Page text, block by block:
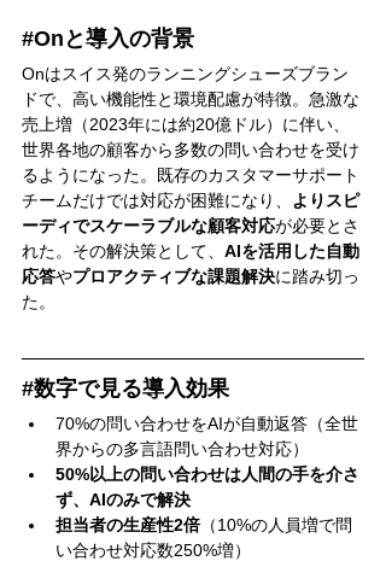
#Onと導入の背景
Onはスイス発のランニングシューズブラン
ドで、高い機能性と環境配慮が特徴。急激な
売上増（2023年には約20億ドル）に伴い、
世界各地の顧客から多数の問い合わせを受け
るようになった。既存のカスタマーサポート
チームだけでは対応が困難になり、
よりスピ
ーディでスケーラブルな顧客対応が必要とさ
れた。その解決策として、 AIを活用した自動
応答やプロアクティブな課題解決に踏み切っ
た。
#数字で見る導入効果
70%の問い合わせをAIが自動返答（全世
界からの多言語問い合わせ対応）
50%以上の問い合わせは人間の手を介さ
ず、AIのみで解決
担当者の生産性2倍（10%の人員増で問
い合わせ対応数250%増）